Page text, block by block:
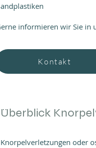
informieren wir Sie in
Kontakt
Überblick
Knorpelverletzungen oder